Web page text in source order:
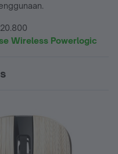
Wireless Powerlogic